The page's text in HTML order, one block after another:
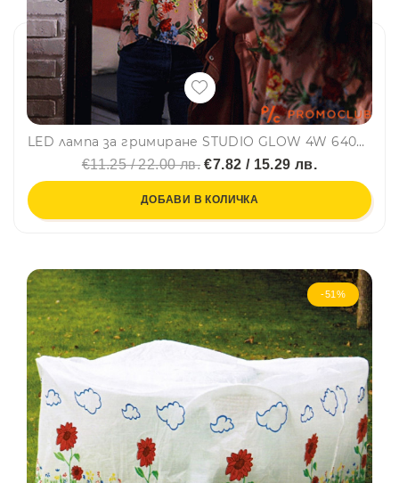
LED лампа за гримиране STUDIO GLOW 4W 6400K
€11.25 / 22.00 лв. €7.82 / 15.29 лв.
ДОБАВИ В КОЛИЧКА
-51%